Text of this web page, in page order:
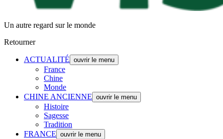
Un autre regard sur le monde
Retourner
ACTUALITÉ ouvrir le menu
France
Chine
Monde
CHINE ANCIENNE ouvrir le menu
Histoire
Sagesse
Tradition
FRANCE ouvrir le menu